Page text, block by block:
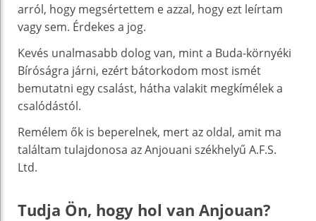
arról, hogy megsértettem e azzal, hogy ezt leírtam
vagy sem. Érdekes a jog.
Kevés unalmasabb dolog van, mint a Buda-környéki
Bíróságra járni, ezért bátorkodom most ismét
bemutatni egy csalást, hátha valakit megkímélek a
csalódástól.
Remélem ők is beperelnek, mert az oldal, amit ma
találtam tulajdonosa az Anjouani székhelyű A.F.S.
Ltd.
Tudja Ön, hogy hol van Anjouan?